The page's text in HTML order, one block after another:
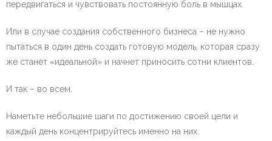
передвигаться и чувствовать постоянную боль в мышцах.
Или в случае создания собственного бизнеса – не нужно
пытаться в один день создать готовую модель, которая сразу
же станет «идеальной» и начнет приносить сотни клиентов.
И так – во всем.
Наметьте небольшие шаги по достижению своей цели и
каждый день концентрируйтесь именно на них.